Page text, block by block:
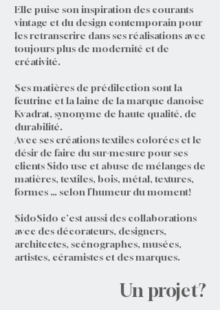
Elle puise son inspiration des courants
vintage et du design contemporain pour
les retranscrire dans ses réalisations avec
toujours plus de modernité et de
créativité.
Ses matières de prédilection sont la
feutrine et la laine de la marque danoise
Kvadrat, synonyme de haute qualité, de
durabilité.
Avec ses créations textiles colorées et le
désir de faire du sur-mesure pour ses
clients Sido use et abuse de mélanges de
matières, textiles, bois, métal, textures,
formes … selon l’humeur du moment!
SidoSido c'est aussi des collaborations
avec des décorateurs, designers,
architectes, scénographes, musées,
artistes, céramistes et des marques.
Un projet?